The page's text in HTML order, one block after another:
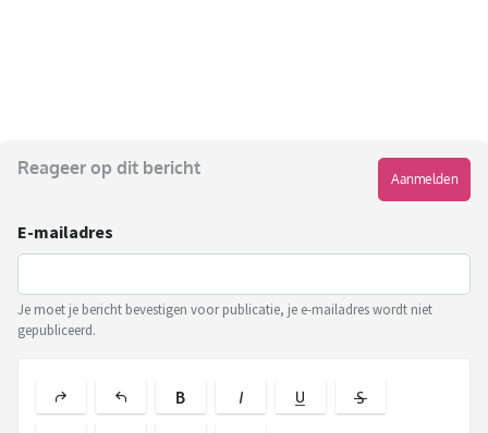
Reageer op dit bericht
Aanmelden
E-mailadres
Je moet je bericht bevestigen voor publicatie, je e-mailadres wordt niet
gepubliceerd.